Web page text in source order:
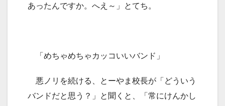
あったんですか。へえ～」とてち。
「めちゃめちゃカッコいいバンド」
悪ノリを続ける、とーやま校長が「どういう
バンドだと思う？」と聞くと、「常にけんかし